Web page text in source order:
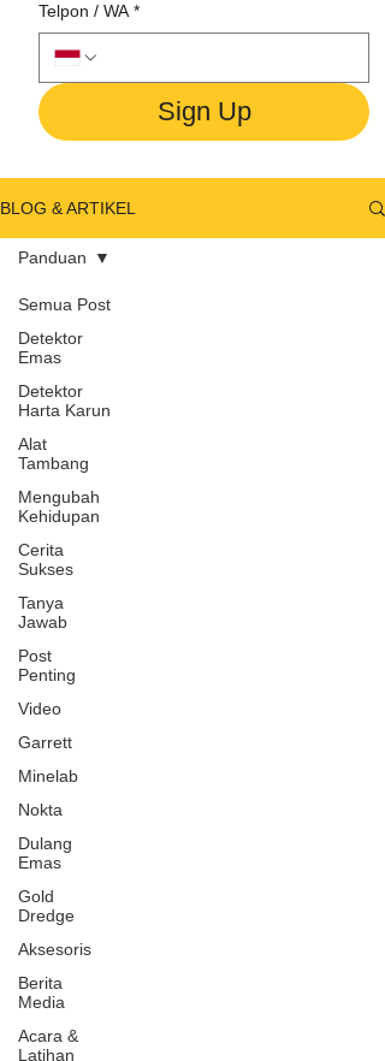
Telpon / WA *
Sign Up
BLOG & ARTIKEL
Semua Post
Detektor
Emas
Detektor
Harta Karun
Alat
Tambang
Mengubah
Kehidupan
Cerita
Sukses
Tanya
Jawab
Post
Penting
Video
Garrett
Minelab
Nokta
Dulang
Emas
Gold
Dredge
Aksesoris
Berita
Media
Acara &
Latihan
Panduan